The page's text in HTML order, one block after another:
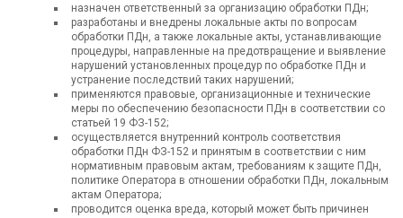
назначен ответственный за организацию обработки ПДн;
разработаны и внедрены локальные акты по вопросам
обработки ПДн, а также локальные акты, устанавливающие
процедуры, направленные на предотвращение и выявление
нарушений установленных процедур по обработке ПДн и
устранение последствий таких нарушений;
применяются правовые, организационные и технические
меры по обеспечению безопасности ПДн в соответствии со
статьей 19 ФЗ-152;
осуществляется внутренний контроль соответствия
обработки ПДн ФЗ-152 и принятым в соответствии с ним
нормативным правовым актам, требованиям к защите ПДн,
политике Оператора в отношении обработки ПДн, локальным
актам Оператора;
проводится оценка вреда, который может быть причинен